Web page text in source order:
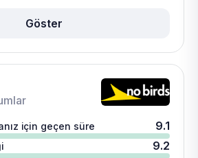
Göster
için geçen süre 9.1
9.2